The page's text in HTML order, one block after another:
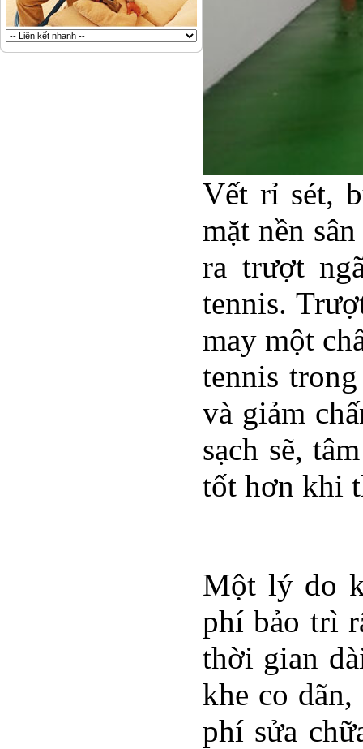
Vết rỉ sét,
mặt nền
ra trượt
tennis.
may một
tennis
và giảm
sạch sẽ,
tốt hơn khi
Một lý do
phí bảo trì
thời gian
khe co
phí sửa